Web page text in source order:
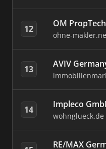
12 OM
ohne-
13 AVIV
14 Impleco
wohnglueck.de
RE/MAX